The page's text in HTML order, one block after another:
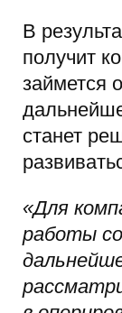
В
получит
займется
станет
«Для
работы